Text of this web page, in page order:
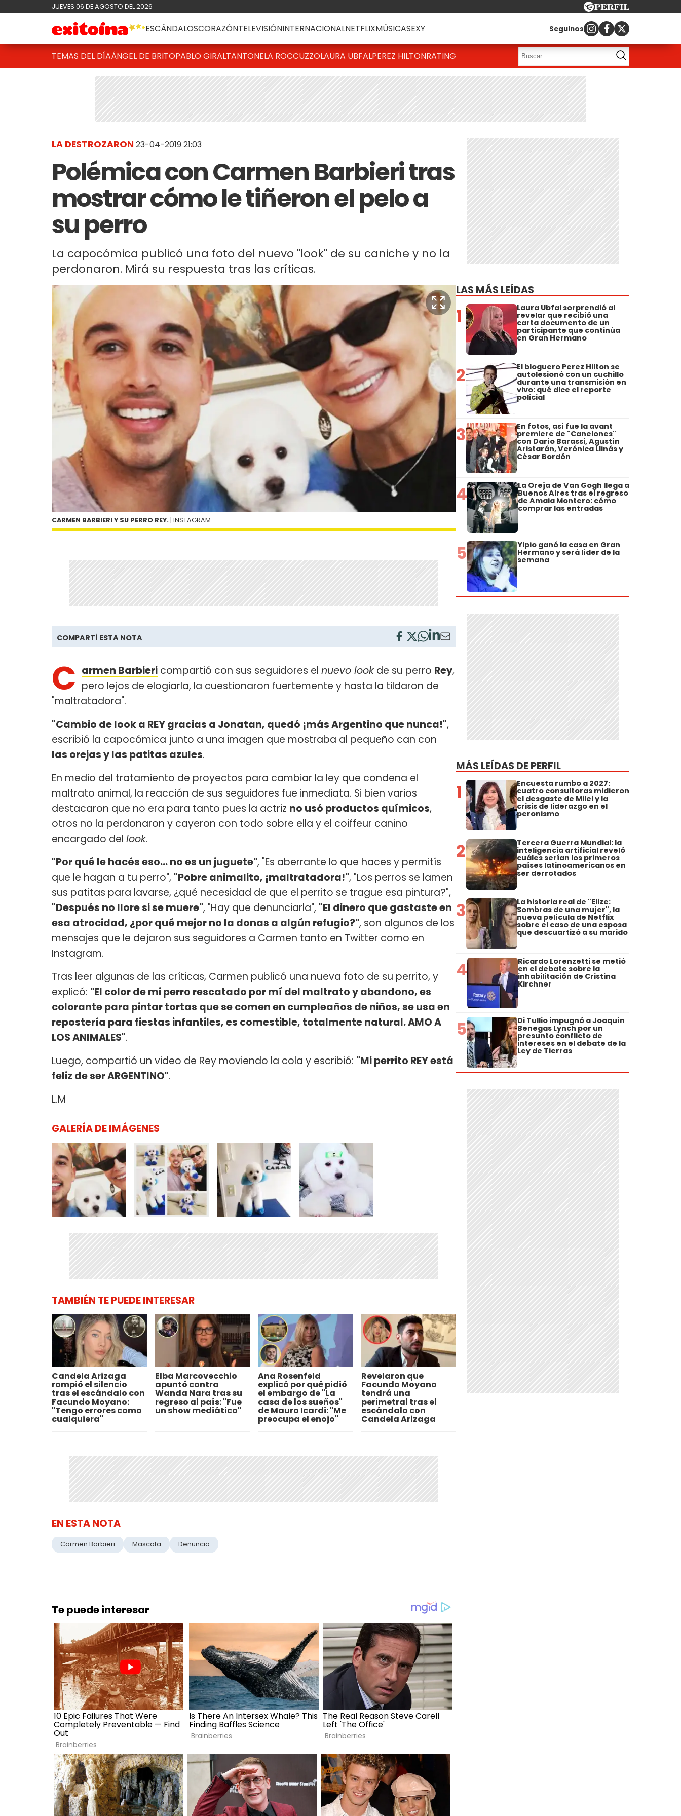
JUEVES 06 DE AGOSTO DEL 2026
ESCÁNDALOSCORAZÓNTELEVISIÓNINTERNACIONALNETFLIXMÚSICASEXY Seguinos
TEMAS DEL DÍAÁNGEL DE BRITOPABLO GIRALTANTONELA ROCCUZZOLAURA UBFALPEREZ HILTONRATING
LA DESTROZARON 23-04-2019 21:03
Polémica con Carmen Barbieri tras
mostrar cómo le tiñeron el pelo a
su perro
La capocómica publicó una foto del nuevo "look" de su caniche y no la
perdonaron. Mirá su respuesta tras las críticas.
CARMEN BARBIERI Y SU PERRO REY. | INSTAGRAM
COMPARTÍ ESTA NOTA
C armen Barbieri compartió con sus seguidores el nuevo lookde su perro Rey,
pero lejos de elogiarla, la cuestionaron fuertemente y hasta la tildaron de
"maltratadora".
"Cambio de look a REY gracias a Jonatan, quedó ¡más Argentino que nunca!",
escribió la capocómica junto a una imagen que mostraba al pequeño can con
las orejas y las patitas azules.
En medio del tratamiento de proyectos para cambiar la ley que condena el
maltrato animal, la reacción de sus seguidores fue inmediata. Si bien varios
destacaron que no era para tanto pues la actriz no usó productos químicos,
otros no la perdonaron y cayeron con todo sobre ella y el coiffeur canino
encargado del look.
"Por qué le hacés eso... no es un juguete", "Es aberrante lo que haces y permitís
que le hagan a tu perro", "Pobre animalito, ¡maltratadora!", "Los perros se lamen
sus patitas para lavarse, ¿qué necesidad de que el perrito se trague esa pintura?",
"Después no llore si se muere", "Hay que denunciarla", "El dinero que gastaste en
esa atrocidad, ¿por qué mejor no la donas a algún refugio?", son algunos de los
mensajes que le dejaron sus seguidores a Carmen tanto en Twitter como en
Instagram.
Tras leer algunas de las críticas, Carmen publicó una nueva foto de su perrito, y
explicó: "El color de mi perro rescatado por mí del maltrato y abandono, es
colorante para pintar tortas que se comen en cumpleaños de niños, se usa en
repostería para fiestas infantiles, es comestible, totalmente natural. AMO A
LOS ANIMALES".
Luego, compartió un video de Rey moviendo la cola y escribió: "Mi perrito REY está
feliz de ser ARGENTINO".
L.M
GALERÍA DE IMÁGENES
TAMBIÉN TE PUEDE INTERESAR
Candela Arizaga
rompió el silencio
tras el escándalo con
Facundo Moyano:
"Tengo errores como
cualquiera"
Elba Marcovecchio
apuntó contra
Wanda Nara tras su
regreso al país: "Fue
un show mediático"
Ana Rosenfeld
explicó por qué pidió
el embargo de "La
casa de los sueños"
de Mauro Icardi: "Me
preocupa el enojo"
Revelaron que
Facundo Moyano
tendrá una
perimetral tras el
escándalo con
Candela Arizaga
EN ESTA NOTA
Carmen Barbieri Mascota Denuncia
LAS MÁS LEÍDAS
1 Laura Ubfal sorprendió al
revelar que recibió una
carta documento de un
participante que continúa
en Gran Hermano
2 El bloguero Perez Hilton se
autolesionó con un cuchillo
durante una transmisión en
vivo: qué dice el reporte
policial
3 En fotos, así fue la avant
premiere de "Canelones"
con Darío Barassi, Agustín
Aristarán, Verónica Llinás y
César Bordón
4 La Oreja de Van Gogh llega a
Buenos Aires tras el regreso
de Amaia Montero: cómo
comprar las entradas
5 Yipio ganó la casa en Gran
Hermano y será líder de la
semana
MÁS LEÍDAS DE PERFIL
1 Encuesta rumbo a 2027:
cuatro consultoras midieron
el desgaste de Milei y la
crisis de liderazgo en el
peronismo
2 Tercera Guerra Mundial: la
inteligencia artificial reveló
cuáles serían los primeros
países latinoamericanos en
ser derrotados
3 La historia real de "Elize:
Sombras de una mujer", la
nueva película de Netflix
sobre el caso de una esposa
que descuartizó a su marido
4 Ricardo Lorenzetti se metió
en el debate sobre la
inhabilitación de Cristina
Kirchner
5 Di Tullio impugnó a Joaquín
Benegas Lynch por un
presunto conflicto de
intereses en el debate de la
Ley de Tierras